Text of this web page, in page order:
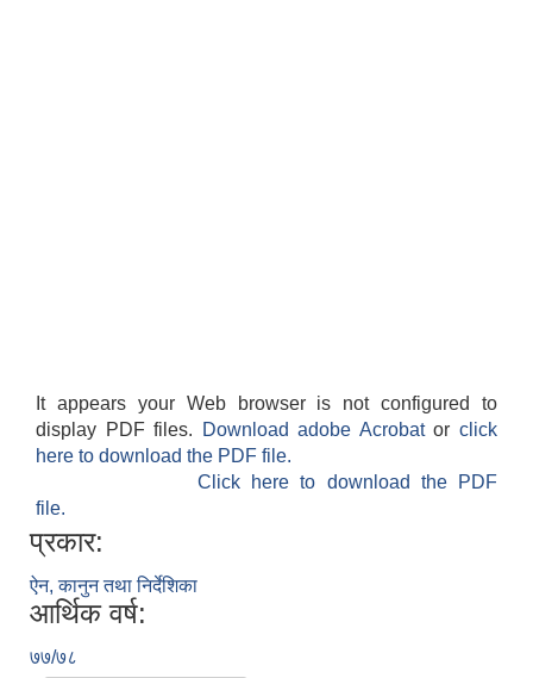
It appears your Web browser is not configured to
display PDF files.
Download adobe Acrobatorclick
here to download the PDF file.
Click here to download the PDF
file.
प्रकार:
ऐन, कानुन तथा निर्देशिका
आर्थिक वर्ष:
७७/७८